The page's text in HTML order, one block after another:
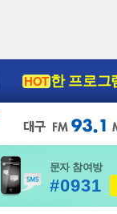
HOT한 프로그
문자 참여방
#0931